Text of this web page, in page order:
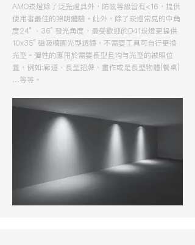
AMO崁燈除了泛光燈具外，防眩等級皆有<16，提供
使用者最佳的照明體驗。此外，除了崁燈常見的中角
度24° 、36° 發光角度，最受歡迎的D41崁燈更提供
10x35° 磁吸橢圓光型透鏡，不需要工具可自行更換
光型。彈性的應用於需要長型且均勻光型的被照位
置，例如:廊道、長型招牌、畫作或是長型物體(餐桌)
…等等。